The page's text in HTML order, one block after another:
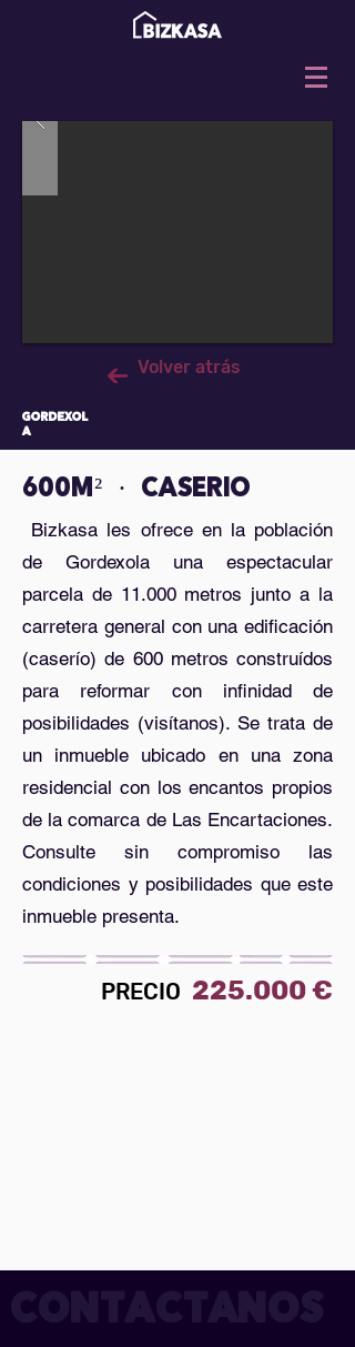
Volver atrás
gordexol
a
600M² · caserio
Bizkasa les ofrece en la población
de Gordexola una espectacular
parcela de 11.000 metros junto a la
carretera general con una edificación
(caserío) de 600 metros construídos
para reformar con infinidad de
posibilidades (visítanos). Se trata de
un inmueble ubicado en una zona
residencial con los encantos propios
de la comarca de Las Encartaciones.
Consulte sin compromiso las
condiciones y posibilidades que este
inmueble presenta.
PRECIO 225.000€